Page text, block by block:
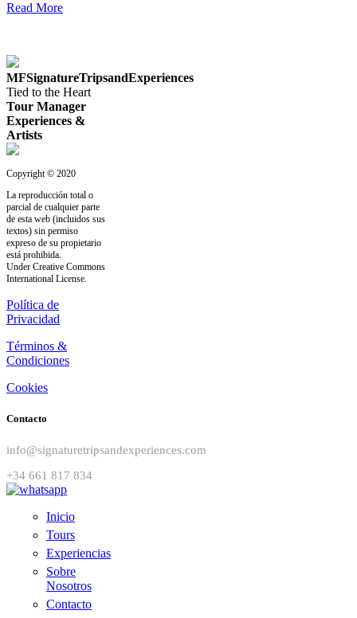
Read More
MFSignatureTripsandExperiences
Tied to the Heart
Tour Manager
Experiences &
Artists
Copyright © 2020
La reproducción total o
parcial de cualquier parte
de esta web (incluidos sus
textos) sin permiso
expreso de su propietario
está prohibida.
Under Creative Commons
International License.
Política de
Privacidad
Términos &
Condiciones
Cookies
Contacto
info@signaturetripsandexperiences.com
+34 661 817 834
Inicio
Tours
Experiencias
Sobre
Nosotros
Contacto